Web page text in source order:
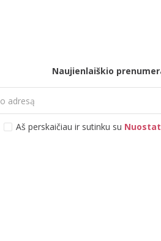
Naujienlaiškio
Aš perskaičiau ir sutinku su